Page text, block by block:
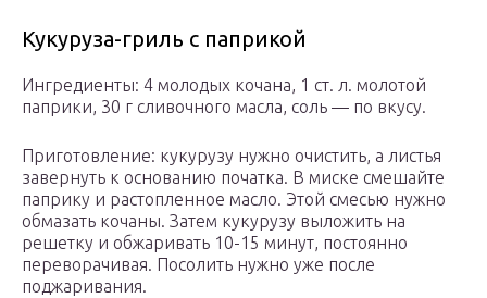
Кукуруза-гриль с паприкой
Ингредиенты: 4 молодых кочана, 1 ст. л. молотой
паприки, 30 г сливочного масла, соль — по вкусу.
Приготовление: кукурузу нужно очистить, а листья
завернуть к основанию початка. В миске смешайте
паприку и растопленное масло. Этой смесью нужно
обмазать кочаны. Затем кукурузу выложить на
решетку и обжаривать 10-15 минут, постоянно
переворачивая. Посолить нужно уже после
поджаривания.